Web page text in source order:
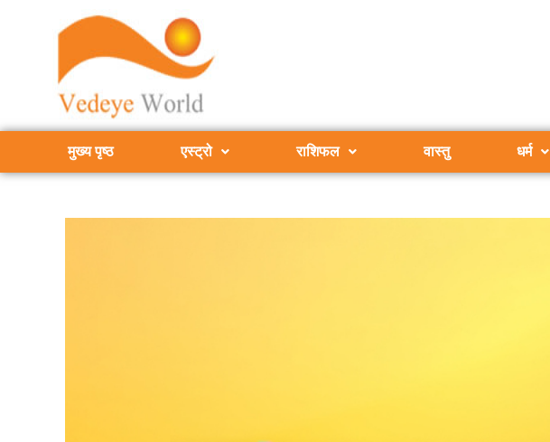
मुख्य पृष्ठ एस्ट्रो राशिफल वास्तु धर्म